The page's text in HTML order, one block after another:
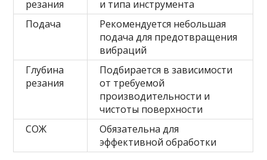
резания
и типа инструмента
Подача
Рекомендуется небольшая
подача для предотвращения
вибраций
Глубина
резания
Подбирается в зависимости
от требуемой
производительности и
чистоты поверхности
СОЖ
Обязательна для
эффективной обработки